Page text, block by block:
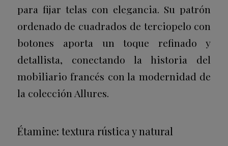
para fijar telas con elegancia. Su patrón
ordenado de cuadrados de terciopelo con
botones aporta un toque refinado y
detallista, conectando la historia del
mobiliario francés con la modernidad de
la colección Allures.
Étamine: textura rústica y natural